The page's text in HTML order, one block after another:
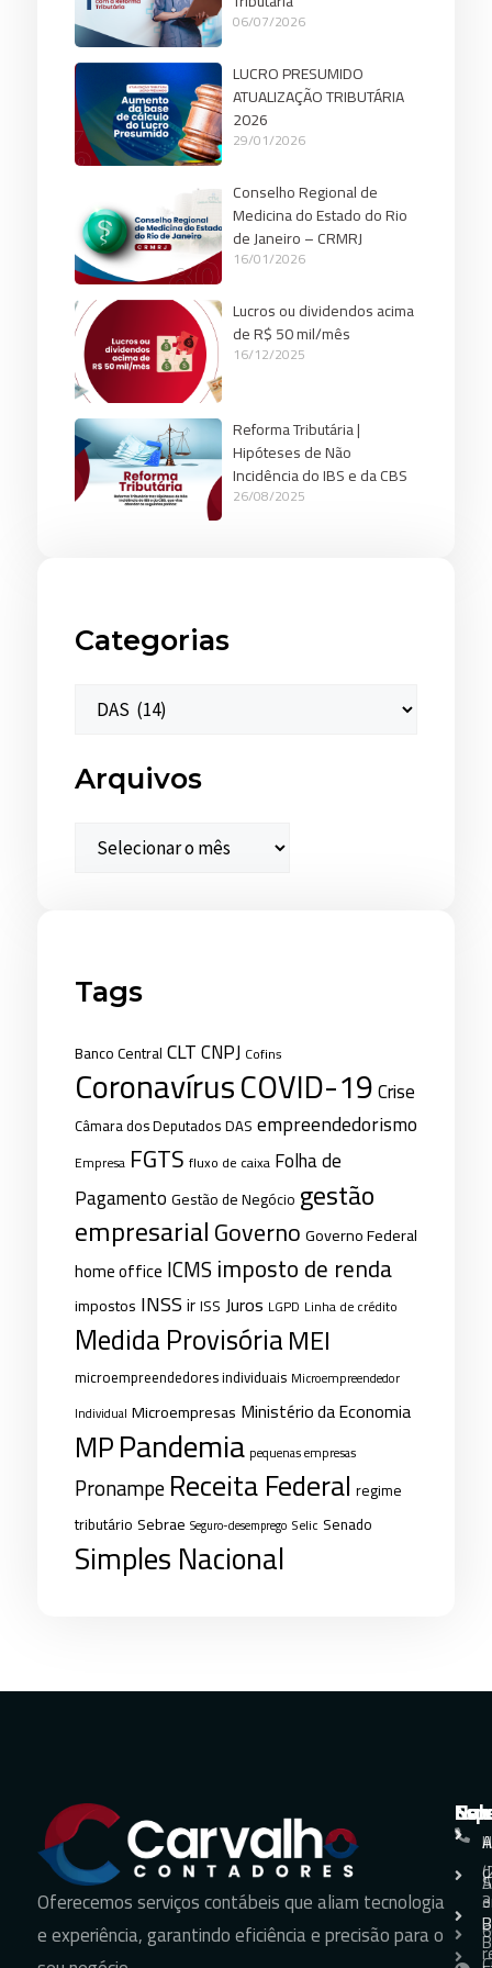
06/07/2026
LUCRO PRESUMIDO
ATUALIZAÇÃO TRIBUTÁRIA
2026
29/01/2026
Conselho Regional de
Medicina do Estado do Rio
de Janeiro – CRMRJ
16/01/2026
Lucros ou dividendos acima
de R$ 50 mil/mês
16/12/2025
Reforma Tributária |
Hipóteses de Não
Incidência do IBS e da CBS
26/08/2025
Categorias
Arquivos
Tags
Banco CentralCLTCNPJ Cofins
CoronavírusCOVID-19Crise
Câmara dos DeputadosDAS empreendedorismo
Empresa FGTS fluxo de caixa Folha de
PagamentoGestão de Negócio gestão
empresarialGovernoGoverno Federal
home office ICMSimposto de renda
impostos INSSirISS Juros LGPD Linha de crédito
Medida ProvisóriaMEI
microempreendedores individuais Microempreendedor
Individual Microempresas Ministério da Economia
MPPandemia pequenas empresas
PronampeReceita Federal regime
tributárioSebrae Seguro-desemprego Selic Senado
Simples Nacional
Oferecemos serviços contábeis que aliam tecnologia
e experiência, garantindo eficiência e precisão para o